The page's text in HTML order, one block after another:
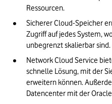
Ressourcen.
Sicherer Cloud-Speicher
Zugriff auf jedes System,
unbegrenzt skalierbar sind.
Network Cloud Service
schnelle Lösung, mit der
erweitern können.
Datencenter mit der